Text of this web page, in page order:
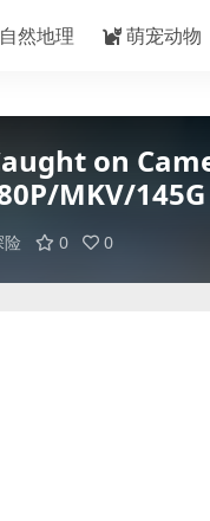
自然地理 萌宠动物
on
MKV/145G
险 0 0